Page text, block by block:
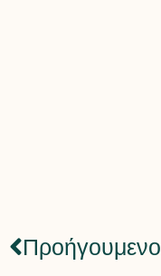
Προήγουμενο